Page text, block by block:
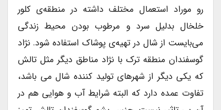
رو موراد استعمال مختلف داشته در منطقه‌ی کلور
خلخال بدلیل سرد و مرطوب بودن محیط زندگی
می‌بایست از شال در تهیه‌ی پوشاک استفاده شود. نژاد
گوسفندان منطقه ترک با نژاد مناطق دیگر مثل تالش
که یکی دیگر از شهرهای تولید کننده شال می باشد،
تفاوت عمده دارد که البته شرایط آب و هوایی هم در